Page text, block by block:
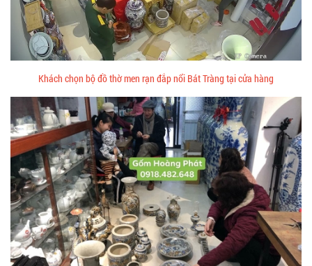
Khách chọn bộ đồ thờ men rạn đắp nổi Bát Tràng tại cửa hàng